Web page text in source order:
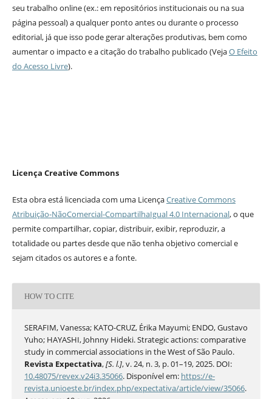
seu trabalho online (ex.: em repositórios institucionais ou na sua
página pessoal) a qualquer ponto antes ou durante o processo
editorial, já que isso pode gerar alterações produtivas, bem como
aumentar o impacto e a citação do trabalho publicado (VejaO Efeito
do Acesso Livre).
Licença Creative Commons
Esta obra está licenciada com uma LicençaCreative Commons
Atribuição-NãoComercial-CompartilhaIgual 4.0 Internacional, o que
permite compartilhar, copiar, distribuir, exibir, reproduzir, a
totalidade ou partes desde que não tenha objetivo comercial e
sejam citados os autores e a fonte.
HOW TO CITE
SERAFIM, Vanessa; KATO-CRUZ, Érika Mayumi; ENDO, Gustavo
Yuho; HAYASHI, Johnny Hideki. Strategic actions: comparative
study in commercial associations in the West of São Paulo.
Revista Expectativa,[S. l.], v. 24, n. 3, p. 01–19, 2025. DOI:
10.48075/revex.v24i3.35066. Disponível em: https://e-
revista.unioeste.br/index.php/expectativa/article/view/35066.